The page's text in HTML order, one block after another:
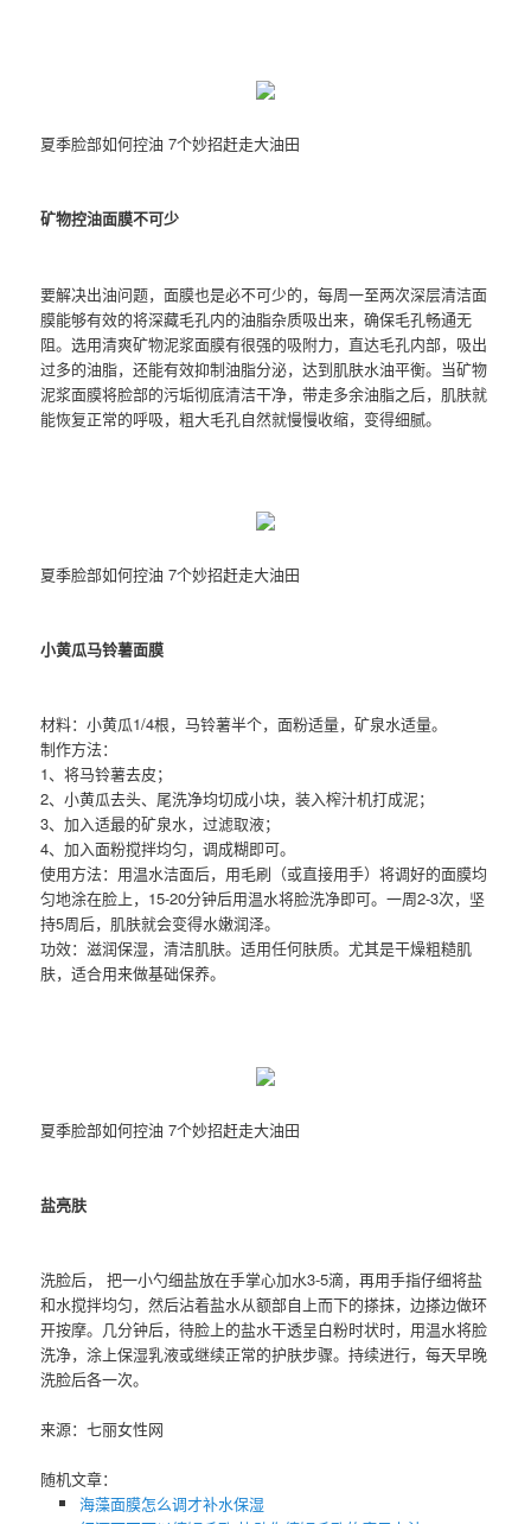
夏季脸部如何控油 7个妙招赶走大油田
矿物控油面膜不可少
要解决出油问题，面膜也是必不可少的，每周一至两次深层清洁面
膜能够有效的将深藏毛孔内的油脂杂质吸出来，确保毛孔畅通无
阻。选用清爽矿物泥浆面膜有很强的吸附力，直达毛孔内部，吸出
过多的油脂，还能有效抑制油脂分泌，达到肌肤水油平衡。当矿物
泥浆面膜将脸部的污垢彻底清洁干净，带走多余油脂之后，肌肤就
能恢复正常的呼吸，粗大毛孔自然就慢慢收缩，变得细腻。
夏季脸部如何控油 7个妙招赶走大油田
小黄瓜马铃薯面膜
材料：小黄瓜1/4根，马铃薯半个，面粉适量，矿泉水适量。
制作方法：
1、将马铃薯去皮；
2、小黄瓜去头、尾洗净均切成小块，装入榨汁机打成泥；
3、加入适最的矿泉水，过滤取液；
4、加入面粉搅拌均匀，调成糊即可。
使用方法：用温水洁面后，用毛刷（或直接用手）将调好的面膜均
匀地涂在脸上，15-20分钟后用温水将脸洗净即可。一周2-3次，坚
持5周后，肌肤就会变得水嫩润泽。
功效：滋润保湿，清洁肌肤。适用任何肤质。尤其是干燥粗糙肌
肤，适合用来做基础保养。
夏季脸部如何控油 7个妙招赶走大油田
盐亮肤
洗脸后， 把一小勺细盐放在手掌心加水3-5滴，再用手指仔细将盐
和水搅拌均匀，然后沾着盐水从额部自上而下的搽抹，边搽边做环
开按摩。几分钟后，待脸上的盐水干透呈白粉时状时，用温水将脸
洗净，涂上保湿乳液或继续正常的护肤步骤。持续进行，每天早晚
洗脸后各一次。
来源：七丽女性网
随机文章：
海藻面膜怎么调才补水保湿